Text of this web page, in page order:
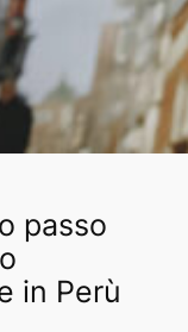
passo
in Perù